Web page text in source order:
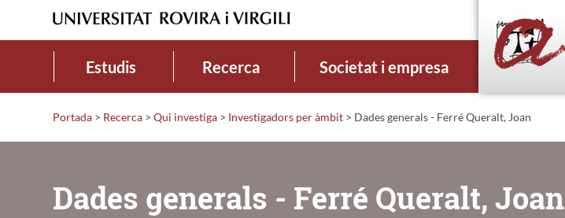
Estudis Recerca Societat i empresa
Portada > Recerca > Qui investiga > Investigadors per àmbit > Dades generals - Ferré Queralt, Joan
Dades generals - Ferré Queralt, Joan